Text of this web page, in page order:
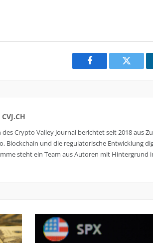
Facebook Twitter
des Crypto Valley Journal berichtet seit 2018 aus
Blockchain und die regulatorische Entwicklung
steht ein Team aus Autoren mit Hintergrund